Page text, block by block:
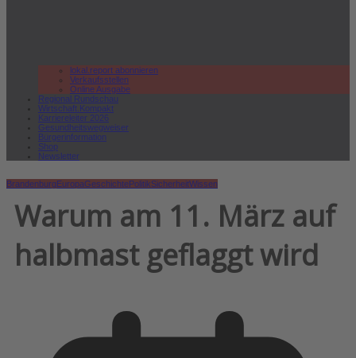
lokal.report abonnieren
Verkaufsstellen
Online Ausgabe
Regional Rundschau
Wirtschaft.Kompakt
Karriereleiter 2026
Gesundheitswegweiser
Bürgerinformation
Shop
Newsletter
BrandenburgEuropaGeschichtePolitikSicherheitWissen
Warum am 11. März auf
halbmast geflaggt wird